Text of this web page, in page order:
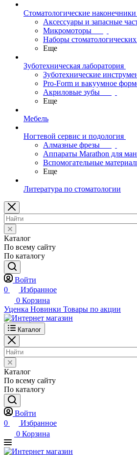
Стоматологические
Аксессуары и запасные
Микромоторы
Наборы
Еще
Зуботехническая лаборатория
Зуботехнические
Pro-Form и вакуумное
Акриловые зубы
Еще
Мебель
Ногтевой сервис и подология
Алмазные фрезы
Аппараты Marathon для
Вспомогательные
Еще
Литература по стоматологии
Каталог
По всему сайту
По каталогу
Войти
0
Избранное
0 Корзина
Уценка Новинки Товары по акции
Каталог
Каталог
По всему сайту
По каталогу
Войти
0
Избранное
0 Корзина